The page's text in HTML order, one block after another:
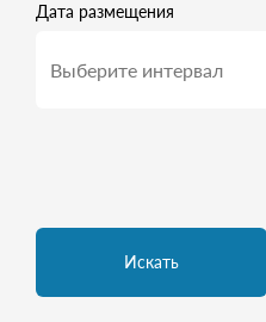
Дата размещения
Искать